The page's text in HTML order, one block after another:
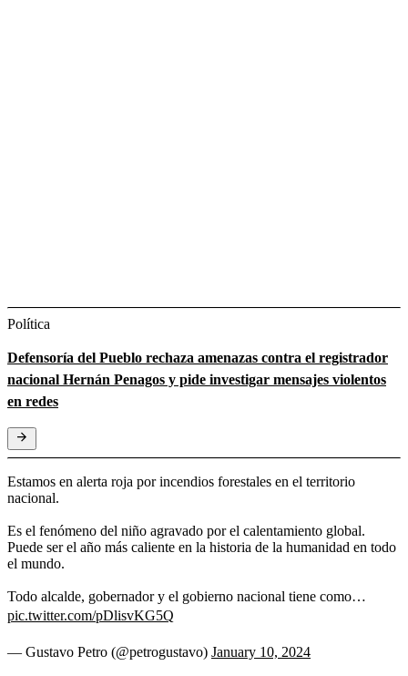
Política
Defensoría del Pueblo rechaza amenazas contra el registrador
nacional Hernán Penagos y pide investigar mensajes violentos
en redes
Estamos en alerta roja por incendios forestales en el territorio
nacional.
Es el fenómeno del niño agravado por el calentamiento global.
Puede ser el año más caliente en la historia de la humanidad en todo
el mundo.
Todo alcalde, gobernador y el gobierno nacional tiene como…
pic.twitter.com/pDlisvKG5Q
— Gustavo Petro (@petrogustavo) January 10, 2024